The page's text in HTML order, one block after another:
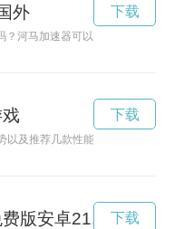
外
？河马加速器可以帮助您解决网
下载
以及推荐几款性能出色、使用方
下载
版安卓21.9 下载